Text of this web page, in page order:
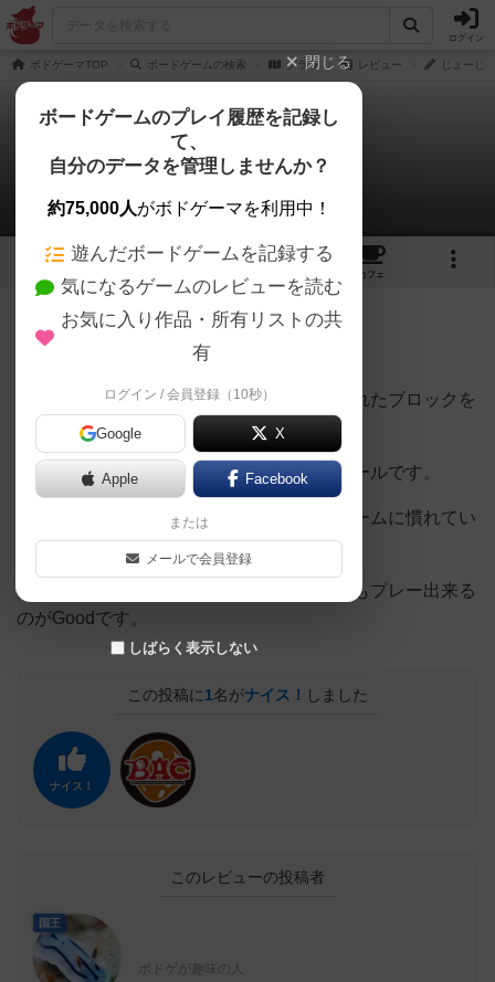
ログイン
ボドゲーマTOP ボードゲームの検索 グララ レビュー じょーじ
グララ
じょーじさんのレビュー
8 3
カフェ
189名 1名 0 6年以上前
不安定な木の上でサイコロの出目で指定されたブロックを
崩さないように積み上げていきます。
崩れてしまったら負けというシンプルなルールです。
ルール説明もすぐ、簡単にでき、ボードゲームに慣れてい
ない方でも受けがいいです。
難しいルールがないので小さなお子さんともプレー出来る
のがGoodです。
この投稿に1名がナイス！ しました
ナイス！
このレビューの投稿者
国王
ボドゲが趣味の人
閉じる
ボードゲームのプレイ履歴を記録し
て、
自分のデータを管理しませんか？
約75,000人がボドゲーマを利用中！
遊んだボードゲームを記録する
気になるゲームのレビューを読む
お気に入り作品・所有リストの共
有
ログイン / 会員登録（10秒）
Google X
Apple Facebook
または
メールで会員登録
しばらく表示しない